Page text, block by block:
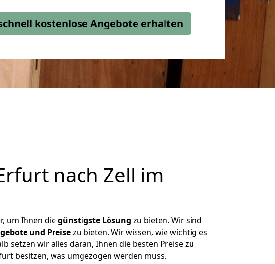
kostenlose Angebote erhalten
nach Zell im
um Ihnen diegünstigste Lösung zu bieten. Wir sind
und Preisezu bieten. Wir wissen, wie wichtig es
setzen wir alles daran, Ihnen die besten Preise zu
besitzen, was umgezogen werden muss.